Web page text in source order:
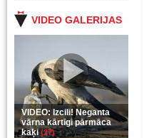
VIDEO GALERIJAS
VIDEO: Izcili! Neganta
vārna kārtīgi pārmāca
kaķi(37)